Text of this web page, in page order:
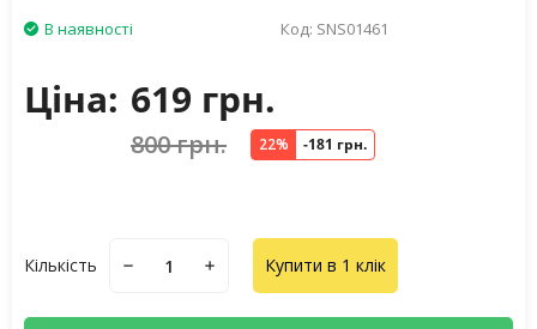
В наявності Код: SNS01461
Ціна: 619 грн.
800 грн. 22% -181 грн.
Кількість Купити в 1 клік